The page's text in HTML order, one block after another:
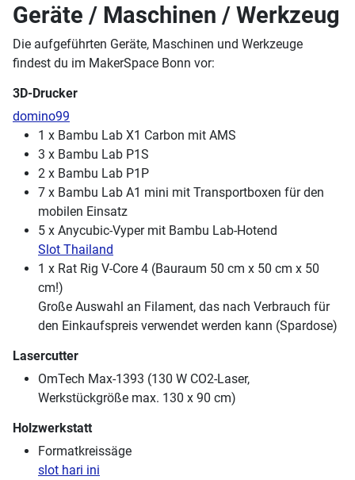
Geräte / Maschinen / Werkzeug
Die aufgeführten Geräte, Maschinen und Werkzeuge
findest du im MakerSpace Bonn vor:
3D-Drucker
domino99
1 x Bambu Lab X1 Carbon mit AMS
3 x Bambu Lab P1S
2 x Bambu Lab P1P
7 x Bambu Lab A1 mini mit Transportboxen für den
mobilen Einsatz
5 x Anycubic-Vyper mit Bambu Lab-Hotend
Slot Thailand
1 x Rat Rig V-Core 4 (Bauraum 50 cm x 50 cm x 50
cm!)
Große Auswahl an Filament, das nach Verbrauch für
den Einkaufspreis verwendet werden kann (Spardose)
Lasercutter
OmTech Max-1393 (130 W CO2-Laser,
Werkstückgröße max. 130 x 90 cm)
Holzwerkstatt
Formatkreissäge
slot hari ini